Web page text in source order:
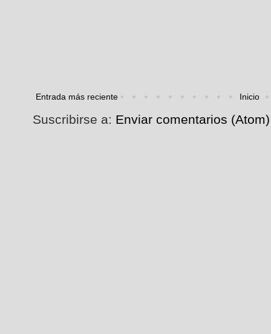
Entrada más reciente Inicio
Suscribirse a: Enviar comentarios (Atom)